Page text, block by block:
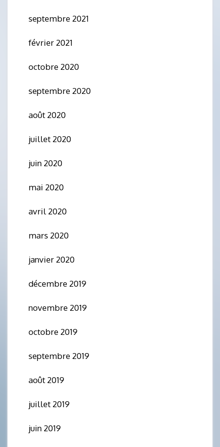
septembre 2021
février 2021
octobre 2020
septembre 2020
août 2020
juillet 2020
juin 2020
mai 2020
avril 2020
mars 2020
janvier 2020
décembre 2019
novembre 2019
octobre 2019
septembre 2019
août 2019
juillet 2019
juin 2019